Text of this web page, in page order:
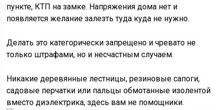
пункте, КТП на замке. Напряжения дома нет и
появляется желание залезть туда куда не нужно.
Делать это категорически запрещено и чревато не
только штрафами, но и несчастным случаем.
Никакие деревянные лестницы, резиновые сапоги,
садовые перчатки или пальцы обмотанные изолентой
вместо диэлектрика, здесь вам не помощники.